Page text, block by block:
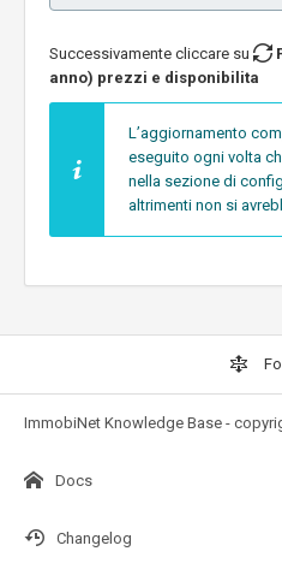
Successivamente cliccare su
anno) prezzi e disponibilita
L’aggiornamento
eseguito ogni volta
nella sezione di
altrimenti non si
ImmobiNet Knowledge Base -
Docs
Changelog